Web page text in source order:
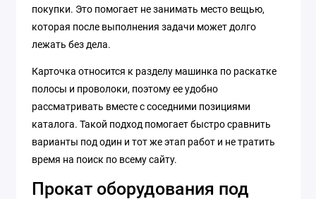
покупки. Это помогает не занимать место вещью,
которая после выполнения задачи может долго
лежать без дела.
Карточка относится к разделу машинка по раскатке
полосы и проволоки, поэтому ее удобно
рассматривать вместе с соседними позициями
каталога. Такой подход помогает быстро сравнить
варианты под один и тот же этап работ и не тратить
время на поиск по всему сайту.
Прокат оборудования под